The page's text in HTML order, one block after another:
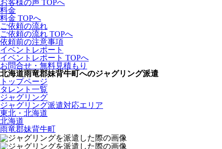
お客様の声 TOPへ
料金
料金 TOPへ
ご依頼の流れ
ご依頼の流れ TOPへ
依頼前の注意事項
イベントレポート
イベントレポート TOPへ
お問合せ・無料見積もり
北海道雨竜郡妹背牛町へのジャグリング派遣
トップページ
タレント一覧
ジャグリング
ジャグリング派遣対応エリア
東北・北海道
北海道
雨竜郡妹背牛町